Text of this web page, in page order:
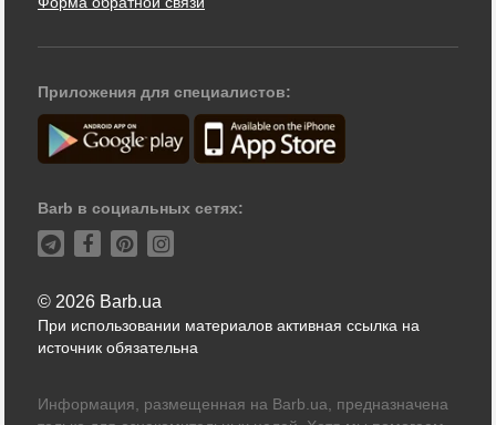
Приложения для специалистов:
Barb в социальных сетях:
© 2026 Barb.ua
При использовании материалов активная ссылка на
источник обязательна
Информация, размещенная на Barb.ua, предназначена